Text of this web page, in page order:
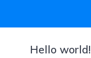
Hello world!